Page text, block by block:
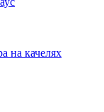
на качелях